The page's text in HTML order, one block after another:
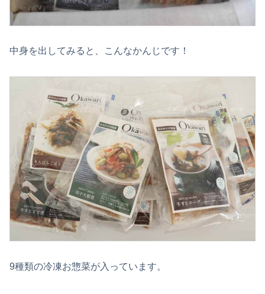
中身を出してみると、こんなかんじです！
9種類の冷凍お惣菜が入っています。